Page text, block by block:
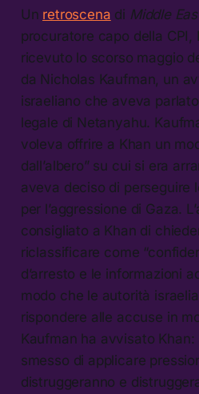
Un retroscena di Middle
procuratore capo della CPI,
ricevuto lo scorso maggio
da Nicholas Kaufman, un
israeliano che aveva
legale di Netanyahu.
voleva offrire a Khan un
dall’albero” su cui si era
aveva deciso di perseguire
per l’aggressione di Gaza.
consigliato a Khan di
riclassificare come
d’arresto e le informazioni
modo che le autorità
rispondere alle accuse in
Kaufman ha avvisato
smesso di applicare
distruggeranno e